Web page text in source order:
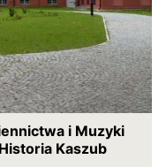
i Muzyki
Kaszub